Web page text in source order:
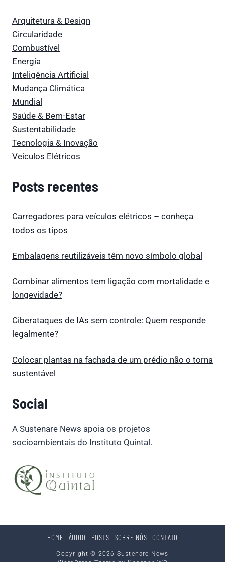
Arquitetura & Design
Circularidade
Combustível
Energia
Inteligência Artificial
Mudança Climática
Mundial
Saúde & Bem-Estar
Sustentabilidade
Tecnologia & Inovação
Veículos Elétricos
Posts recentes
Carregadores para veículos elétricos – conheça
todos os tipos
Embalagens reutilizáveis têm novo símbolo global
Combinar alimentos tem ligação com mortalidade e
longevidade?
Ciberataques de IAs sem controle: Quem responde
legalmente?
Colocar plantas na fachada de um prédio não o torna
sustentável
Social
A Sustenare News apoia os projetos
socioambientais do Instituto Quintal.
HOME ÁUDIO POSTS SOBRE NÓS CONTATO
Copyright © 2026 Sustenare News